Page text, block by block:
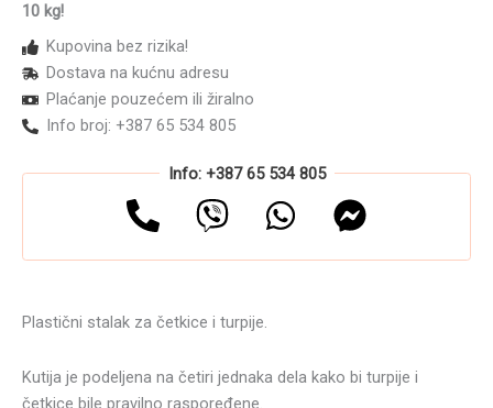
nokte
količina
10 kg!
Kupovina bez rizika!
Dostava na kućnu adresu
Plaćanje pouzećem ili žiralno
Info broj: +387 65 534 805
Info: +387 65 534 805
Plastični stalak za četkice i turpije.
Kutija je podeljena na četiri jednaka dela kako bi turpije i
četkice bile pravilno raspoređene.